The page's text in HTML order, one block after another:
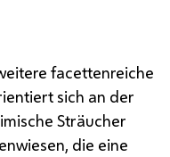
facettenreiche
sich an der
Sträucher
die eine